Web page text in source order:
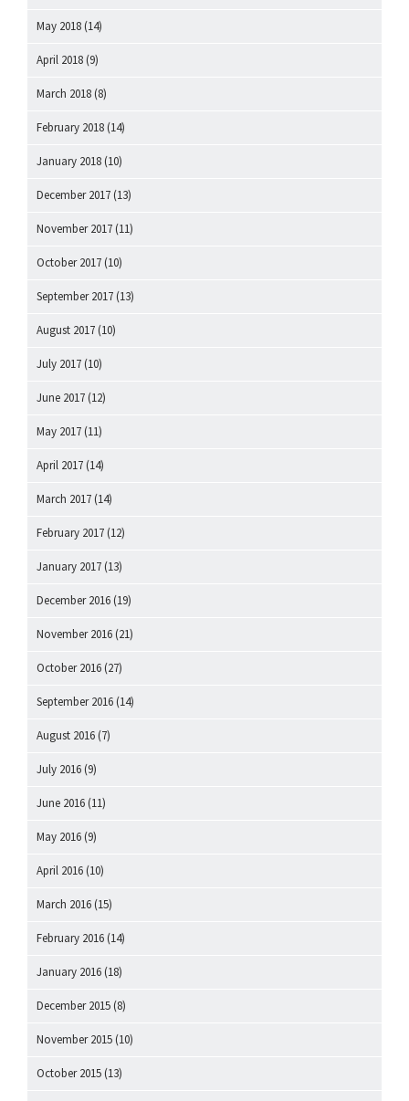
May 2018 (14)
April 2018 (9)
March 2018 (8)
February 2018 (14)
January 2018 (10)
December 2017 (13)
November 2017 (11)
October 2017 (10)
September 2017 (13)
August 2017 (10)
July 2017 (10)
June 2017 (12)
May 2017 (11)
April 2017 (14)
March 2017 (14)
February 2017 (12)
January 2017 (13)
December 2016 (19)
November 2016 (21)
October 2016 (27)
September 2016 (14)
August 2016 (7)
July 2016 (9)
June 2016 (11)
May 2016 (9)
April 2016 (10)
March 2016 (15)
February 2016 (14)
January 2016 (18)
December 2015 (8)
November 2015 (10)
October 2015 (13)